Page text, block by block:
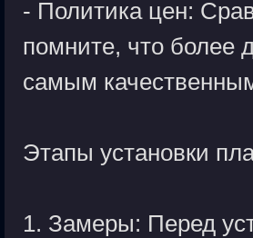
- Политика цен:
помните, что более
самым
Этапы установки
1. Замеры: Перед